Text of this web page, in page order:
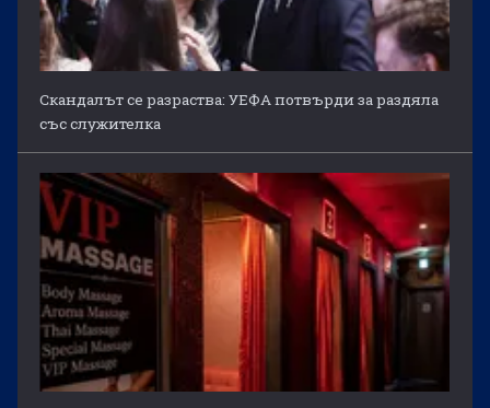
Скандалът се разраства: УЕФА потвърди за раздяла
със служителка